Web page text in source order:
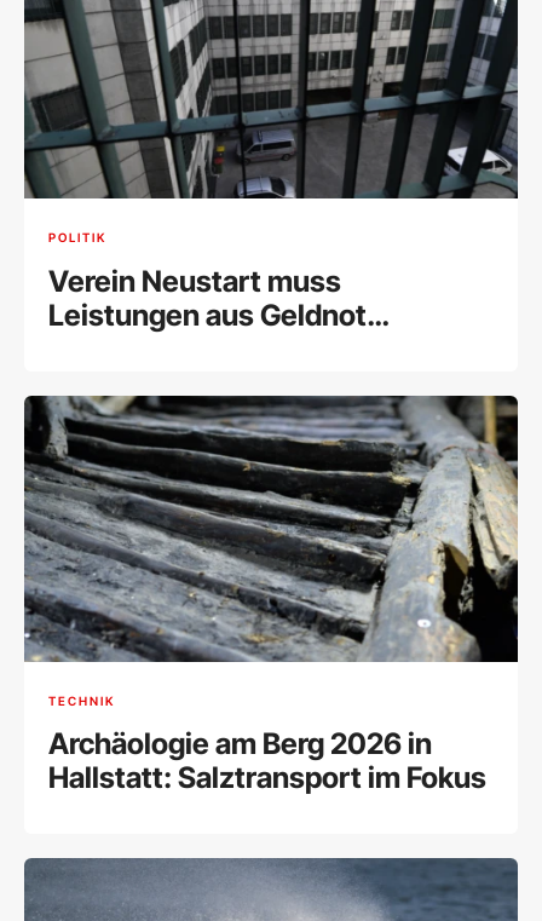
POLITIK
Verein Neustart muss
Leistungen aus Geldnot
TECHNIK
Archäologie am Berg 2026 in
Hallstatt: Salztransport im Fokus